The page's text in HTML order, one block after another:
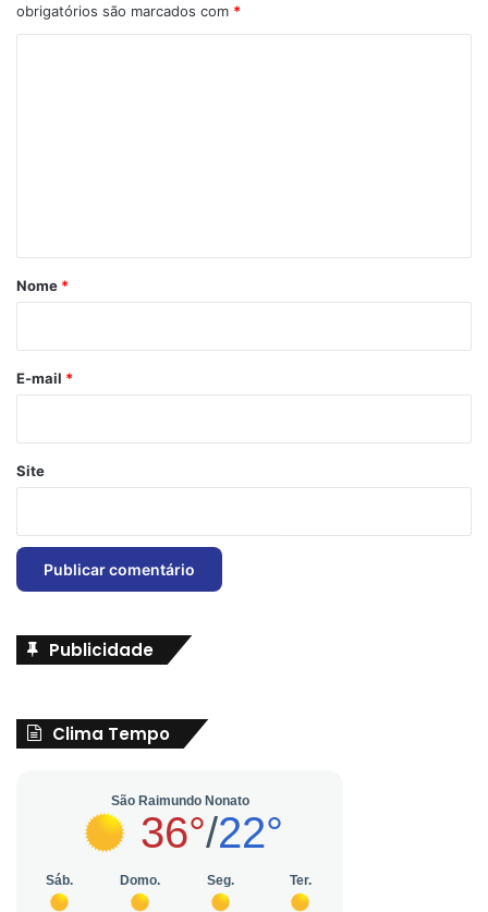
obrigatórios são marcados com *
r
*
Nome *
E-mail *
Site
Publicidade
Clima Tempo